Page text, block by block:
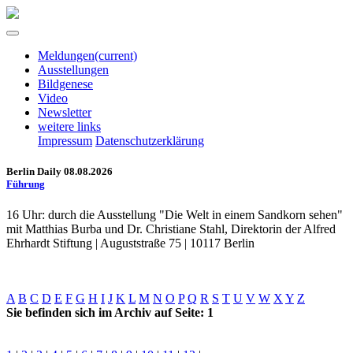
Meldungen(current)
Ausstellungen
Bildgenese
Video
Newsletter
weitere links
Impressum Datenschutzerklärung
Berlin Daily 08.08.2026
Führung
16 Uhr: durch die Ausstellung "Die Welt in einem Sandkorn sehen"
mit Matthias Burba und Dr. Christiane Stahl, Direktorin der Alfred
Ehrhardt Stiftung | Auguststraße 75 | 10117 Berlin
A B C D E F G H I J K L M N O P Q R S T U V W X Y Z
Sie befinden sich im Archiv auf Seite: 1